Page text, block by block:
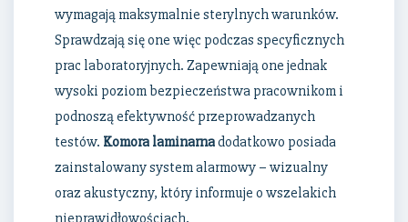
wymagają maksymalnie sterylnych warunków.
Sprawdzają się one więc podczas specyficznych
prac laboratoryjnych. Zapewniają one jednak
wysoki poziom bezpieczeństwa pracownikom i
podnoszą efektywność przeprowadzanych
testów. Komora laminarnadodatkowo posiada
zainstalowany system alarmowy – wizualny
oraz akustyczny, który informuje o wszelakich